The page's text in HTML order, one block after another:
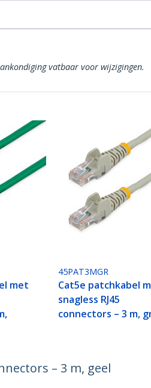
vatbaar voor wijzigingen.
met
45PAT3MGR
Cat5e patchkabel
snagless RJ45
connectors – 3 m,
– 3 m, geel